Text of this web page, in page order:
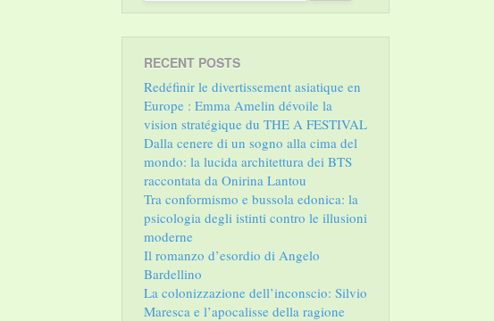
RECENT POSTS
Redéfinir le divertissement asiatique en
Europe : Emma Amelin dévoile la
vision stratégique du THE A FESTIVAL
Dalla cenere di un sogno alla cima del
mondo: la lucida architettura dei BTS
raccontata da Onirina Lantou
Tra conformismo e bussola edonica: la
psicologia degli istinti contro le illusioni
moderne
Il romanzo d’esordio di Angelo
Bardellino
La colonizzazione dell’inconscio: Silvio
Maresca e l’apocalisse della ragione